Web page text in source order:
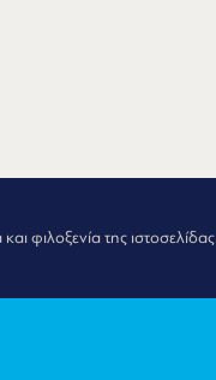
φιλοξενία της ιστοσελίδας